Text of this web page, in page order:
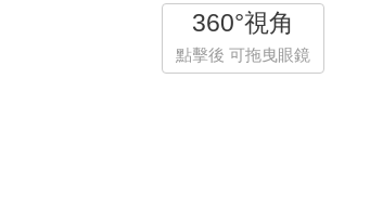
360°視角
點擊後 可拖曳眼鏡